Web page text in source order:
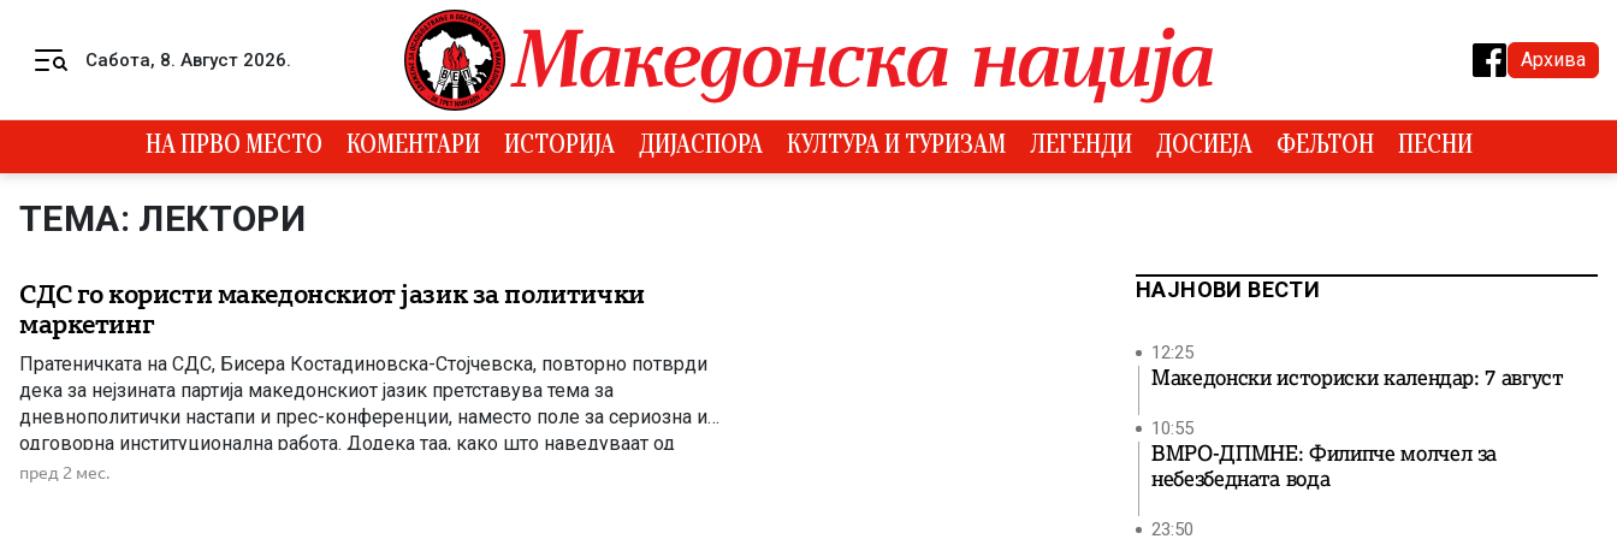
Сабота, 8. Август 2026. Архива
НА ПРВО МЕСТО КОМЕНТАРИ ИСТОРИЈА ДИЈАСПОРА КУЛТУРА И ТУРИЗАМ ЛЕГЕНДИ ДОСИЕЈА ФЕЉТОН ПЕСНИ
ТЕМА: ЛЕКТОРИ
СДС го користи македонскиот јазик за политички
маркетинг
Пратеничката на СДС, Бисера Костадиновска-Стојчевска, повторно потврди
дека за нејзината партија македонскиот јазик претставува тема за
дневнополитички настапи и прес-конференции, наместо поле за сериозна и
одговорна институционална работа. Додека таа, како што наведуваат од
Министерството за култура и туризам, патувала во странство со државни
пред 2 мес.
НАЈНОВИ ВЕСТИ
12:25
Македонски историски календар: 7 август
10:55
ВМРО-ДПМНЕ: Филипче молчел за
небезбедната вода
23:50